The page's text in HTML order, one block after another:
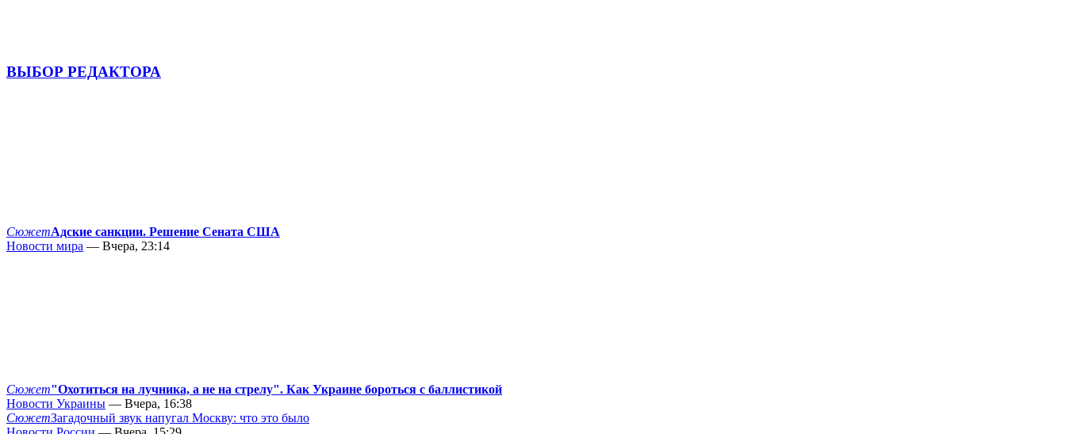
ВЫБОР РЕДАКТОРА
СюжетАдские санкции. Решение Сената США
Новости мира — Вчера, 23:14
Сюжет"Охотиться на лучника, а не на стрелу". Как Украине бороться с баллистикой
Новости Украины — Вчера, 16:38
СюжетЗагадочный звук напугал Москву: что это было